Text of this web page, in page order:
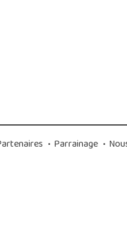
• Parrainage •